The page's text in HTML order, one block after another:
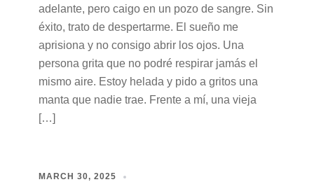
adelante, pero caigo en un pozo de sangre. Sin
éxito, trato de despertarme. El sueño me
aprisiona y no consigo abrir los ojos. Una
persona grita que no podré respirar jamás el
mismo aire. Estoy helada y pido a gritos una
manta que nadie trae. Frente a mí, una vieja
[…]
MARCH 30, 2025